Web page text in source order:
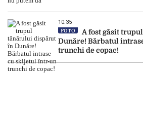
10:35
FOTO
A fost găsit
Dunăre! Bărbatul
trunchi de copac!